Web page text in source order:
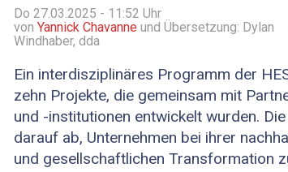
Do 27.03.2025 - 11:52 Uhr
von Yannick Chavanne und Übersetzung: Dylan
Windhaber, dda
Ein interdisziplinäres Programm der
zehn Projekte, die gemeinsam mit
und -institutionen entwickelt wurden.
darauf ab, Unternehmen bei ihrer
und gesellschaftlichen Transformation